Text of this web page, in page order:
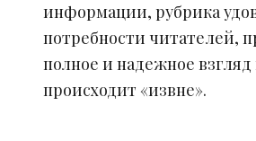
информации, рубрика
потребности читателей,
полное и надежное взгляд
происходит «извне».